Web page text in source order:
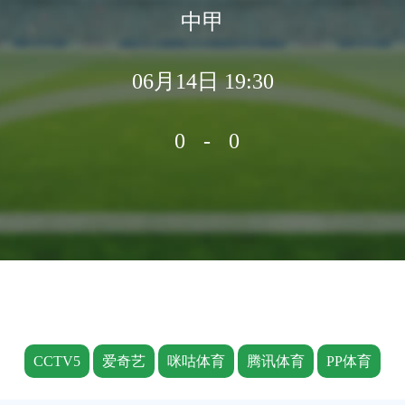
中甲
06月14日 19:30
0-0
CCTV5 爱奇艺 咪咕体育 腾讯体育 PP体育